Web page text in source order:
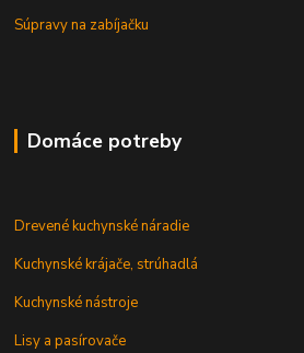
Súpravy na zabíjačku
Domáce potreby
Drevené kuchynské náradie
Kuchynské krájače, strúhadlá
Kuchynské nástroje
Lisy a pasírovače